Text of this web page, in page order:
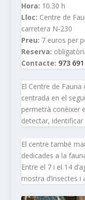
Hora: 10.30 h
Lloc: Centre de
carretera N-230
Preu: 7 euros per
Reserva:
Contacte: 973
El Centre de
centrada en el
permetrà conèixer
detectar,
El centre també
dedicades a la
Entre el 7 i el 14
mostra d’insectes i